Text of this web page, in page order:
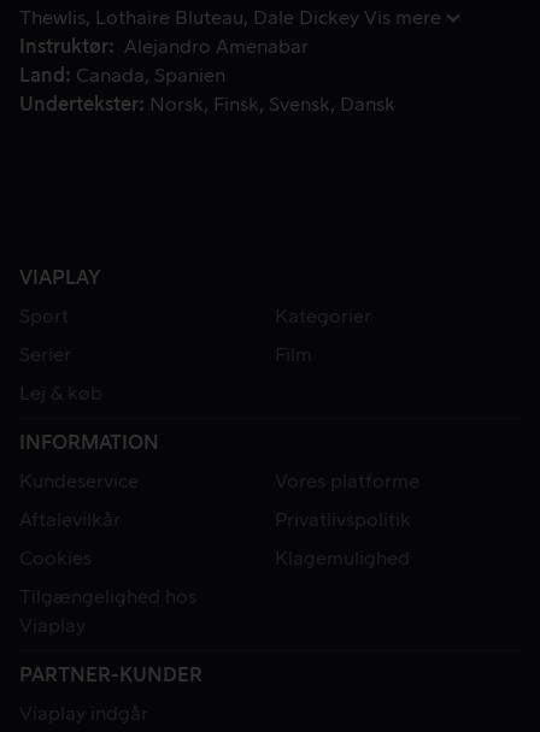
Thewlis
Lothaire Bluteau Dale Dickey Vis mere
Instruktør
Alejandro Amenabar
Land
Canada
Spanien
Undertekster
Norsk Finsk Svensk Dansk
VIAPLAY
Sport
Kategorier
Serier
Film
Lej & køb
INFORMATION
Kundeservice
Vores platforme
Aftalevilkår
Privatlivspolitik
Cookies
Klagemulighed
Tilgængelighed hos
Viaplay
PARTNER-KUNDER
Viaplay indgår